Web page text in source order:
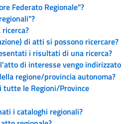
Federato Regionale"?
di atti si possono ricercare?
i risultati di una ricerca?
di interesse vengo indirizzato
regione/provincia autonoma?
tutte le Regioni/Province
i cataloghi regionali?